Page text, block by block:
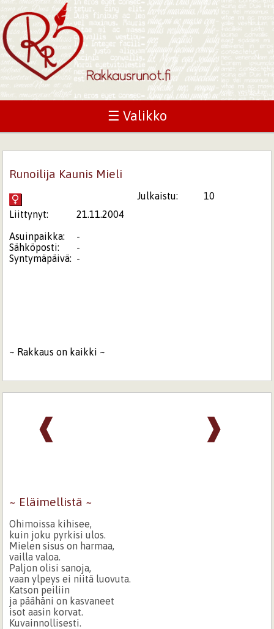
☰ Valikko
Runoilija Kaunis Mieli
Julkaistu:
10
Liittynyt:
21.11.2004
Asuinpaikka:
-
Sähköposti:
-
Syntymäpäivä: -
~ Rakkaus on kaikki ~
❱
❰
~ Eläimellistä ~
Ohimoissa kihisee,
kuin joku pyrkisi ulos.
Mielen sisus on harmaa,
vailla valoa.
Paljon olisi sanoja,
vaan ylpeys ei niitä luovuta.
Katson peiliin
ja päähäni on kasvaneet
isot aasin korvat.
Kuvainnollisesti.